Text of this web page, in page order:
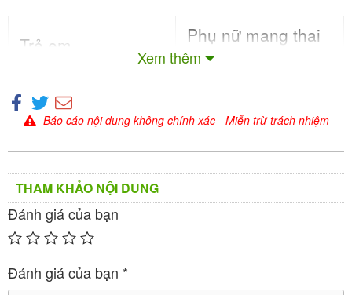
Xem thêm
Trẻ em Phụ nữ mang thai
Phụ nữ cho con bú
sĩ.
Dùng được.
Chống chỉ định và thận trọng khi dùng
thuốc Ebysta
Báo cáo nội dung không chính xác- Miễn trừ trách nhiệm
THAM KHẢO NỘI DUNG
Đánh giá của bạn
Đánh giá của bạn *